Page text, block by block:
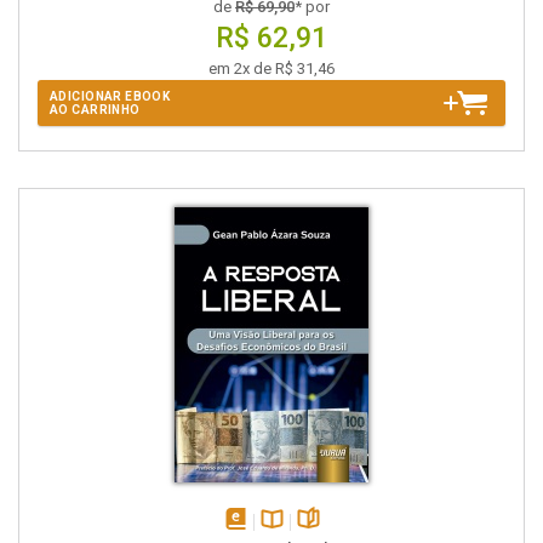
de R$ 69,90* por
R$ 62,91
em 2x de R$ 31,46
ADICIONAR EBOOK
AO CARRINHO